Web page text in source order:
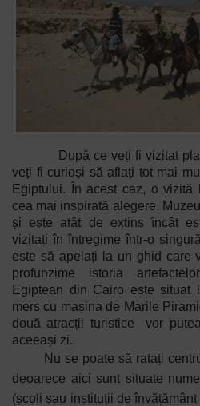
După ce veți fi vizitat
veți fi curioși să aflați tot mai
Egiptului. În acest caz, o vizită
cea mai inspirată alegere.
și este atât de extins încât
vizitați în întregime într-o
este să apelați la un ghid care
profunzime istoria
Egiptean din Cairo este
mers cu mașina de Marile
două atracții turistice
vor
aceeași zi.
Nu se poate să ratați
deoarece aici sunt situate
(școli sau instituții de